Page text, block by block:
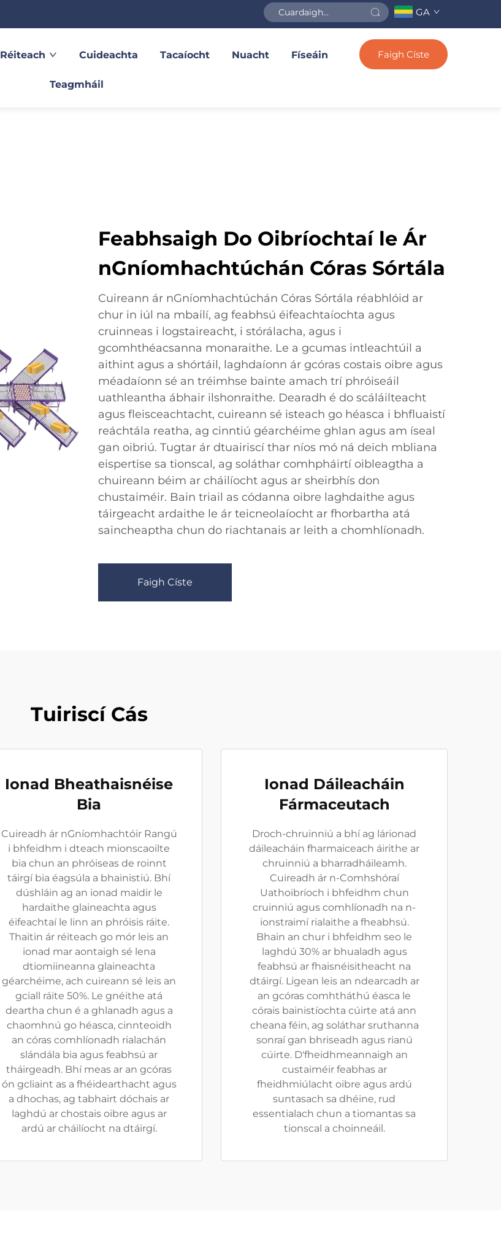
GA
Réiteach Cuideachta Tacaíocht Nuacht Físeáin
Teagmháil
Faigh Císte
Feabhsaigh Do Oibríochtaí le Ár
nGníomhachtúchán Córas Sórtála
Cuireann ár nGníomhachtúchán Córas Sórtála réabhlóid ar
chur in iúl na mbailí, ag feabhsú éifeachtaíochta agus
cruinneas i logstaireacht, i stórálacha, agus i
gcomhthéacsanna monaraithe. Le a gcumas intleachtúil a
aithint agus a shórtáil, laghdaíonn ár gcóras costais oibre agus
méadaíonn sé an tréimhse bainte amach trí phróiseáil
uathleantha ábhair ilshonraithe. Dearadh é do scáláilteacht
agus fleisceachtacht, cuireann sé isteach go héasca i bhfluaistí
reáchtála reatha, ag cinntiú géarchéime ghlan agus am íseal
gan oibriú. Tugtar ár dtuairiscí thar níos mó ná deich mbliana
eispertise sa tionscal, ag soláthar comhpháirtí oibleagtha a
chuireann béim ar cháilíocht agus ar sheirbhís don
chustaiméir. Bain triail as códanna oibre laghdaithe agus
táirgeacht ardaithe le ár teicneolaíocht ar fhorbartha atá
saincheaptha chun do riachtanais ar leith a chomhlíonadh.
Faigh Císte
Tuiriscí Cás
Ionad Bheathaisnéise
Bia
Cuireadh ár nGníomhachtóir Rangú
i bhfeidhm i dteach mionscaoilte
bia chun an phróiseas de roinnt
táirgí bia éagsúla a bhainistiú. Bhí
dúshláin ag an ionad maidir le
hardaithe glaineachta agus
éifeachtaí le linn an phróisis ráite.
Thaitin ár réiteach go mór leis an
ionad mar aontaigh sé lena
dtiomiineanna glaineachta
géarchéime, ach cuireann sé leis an
gciall ráite 50%. Le gnéithe atá
deartha chun é a ghlanadh agus a
chaomhnú go héasca, cinnteoidh
an córas comhlíonadh rialachán
slándála bia agus feabhsú ar
tháirgeadh. Bhí meas ar an gcóras
ón gcliaint as a fhéidearthacht agus
a dhochas, ag tabhairt dóchais ar
laghdú ar chostais oibre agus ar
ardú ar cháilíocht na dtáirgí.
Ionad Dáileacháin
Fármaceutach
Droch-chruinniú a bhí ag lárionad
dáileacháin fharmaiceach áirithe ar
chruinniú a bharradháileamh.
Cuireadh ár n-Comhshóraí
Uathoibríoch i bhfeidhm chun
cruinniú agus comhlíonadh na n-
ionstraimí rialaithe a fheabhsú.
Bhain an chur i bhfeidhm seo le
laghdú 30% ar bhualadh agus
feabhsú ar fhaisnéisitheacht na
dtáirgí. Ligean leis an ndearcadh ar
an gcóras comhtháthú éasca le
córais bainistíochta cúirte atá ann
cheana féin, ag soláthar sruthanna
sonraí gan bhriseadh agus rianú
cúirte. D'fheidhmeannaigh an
custaiméir feabhas ar
fheidhmiúlacht oibre agus ardú
suntasach sa dhéine, rud
essentialach chun a tiomantas sa
tionscal a choinneáil.